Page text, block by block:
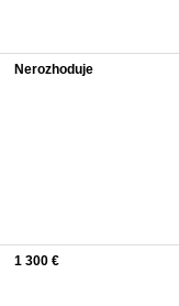
Nerozhoduje
1 300 €